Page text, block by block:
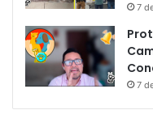
7
7